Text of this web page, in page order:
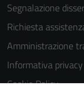
Segnalazione
Richiesta
Amministrazione
Informativa privacy
Cookie Policy